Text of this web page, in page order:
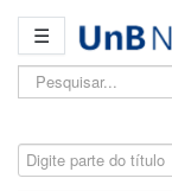
☰
Pesquisar...
Digite parte do título